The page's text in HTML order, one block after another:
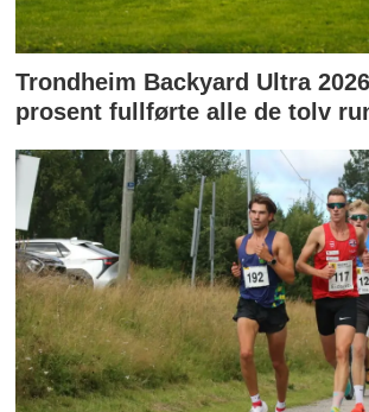
Trondheim Backyard Ultra
prosent fullførte alle de tolv